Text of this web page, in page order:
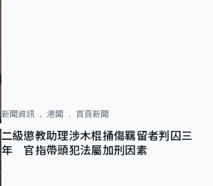
新聞資訊 港聞 首頁新聞
二級懲教助理涉木棍捅傷羈留者判囚三
年 官指帶頭犯法屬加刑因素